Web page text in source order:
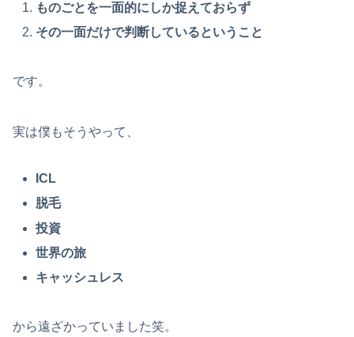
ものごとを一面的にしか捉えておらず
その一面だけで判断しているということ
です。
実は僕もそうやって、
ICL
脱毛
投資
世界の旅
キャッシュレス
から遠ざかっていました笑。